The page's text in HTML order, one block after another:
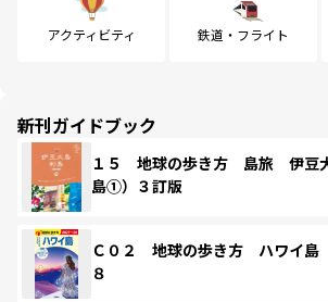
アクティビティ 鉄道・フライト
新刊ガイドブック
１５ 地球の歩き方 島旅 伊豆
島①）３訂版
Ｃ０２ 地球の歩き方 ハワイ島
８